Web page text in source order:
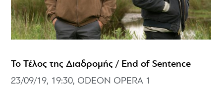
Το Τέλος της Διαδρομής / End of Sentence
23/09/19, 19:30, ODEON OPERA 1